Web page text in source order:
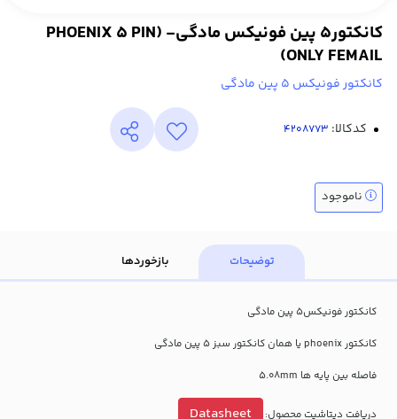
کانکتور5 پین فونیکس مادگی- (PHOENIX 5 PIN
(ONLY FEMAIL
کانکتور فونیکس 5 پین مادگی
کدکالا:
ناموجود
توضیحات بازخوردها
کانکتور فونیکس5 پین مادگی
کانکتور phoenix یا همان کانکتور سبز 5 پین مادگی
فاصله بین پایه ها 5.08mm
دریافت دیتاشیت محصول: Datasheet